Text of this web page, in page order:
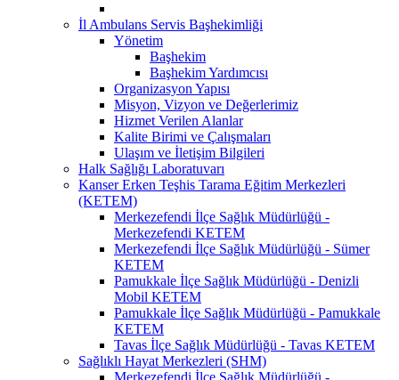
İl Ambulans Servis Başhekimliği
Yönetim
Başhekim
Başhekim Yardımcısı
Organizasyon Yapısı
Misyon, Vizyon ve Değerlerimiz
Hizmet Verilen Alanlar
Kalite Birimi ve Çalışmaları
Ulaşım ve İletişim Bilgileri
Halk Sağlığı Laboratuvarı
Kanser Erken Teşhis Tarama Eğitim Merkezleri
(KETEM)
Merkezefendi İlçe Sağlık Müdürlüğü -
Merkezefendi KETEM
Merkezefendi İlçe Sağlık Müdürlüğü - Sümer
KETEM
Pamukkale İlçe Sağlık Müdürlüğü - Denizli
Mobil KETEM
Pamukkale İlçe Sağlık Müdürlüğü - Pamukkale
KETEM
Tavas İlçe Sağlık Müdürlüğü - Tavas KETEM
Sağlıklı Hayat Merkezleri (SHM)
Merkezefendi İlçe Sağlık Müdürlüğü -